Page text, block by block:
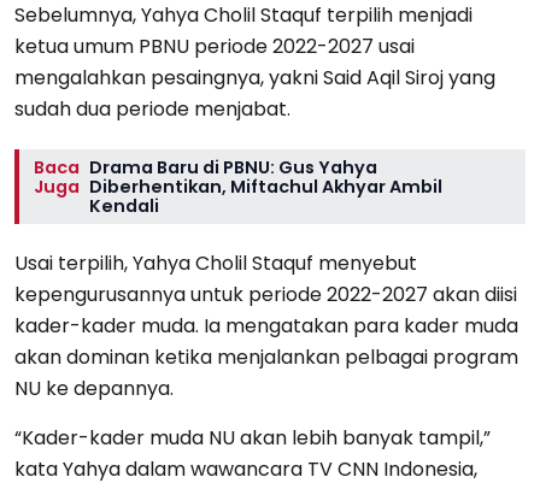
Sebelumnya, Yahya Cholil Staquf terpilih menjadi
ketua umum PBNU periode 2022-2027 usai
mengalahkan pesaingnya, yakni Said Aqil Siroj yang
sudah dua periode menjabat.
Baca
Juga
Drama Baru di PBNU: Gus Yahya
Diberhentikan, Miftachul Akhyar Ambil
Kendali
Usai terpilih, Yahya Cholil Staquf menyebut
kepengurusannya untuk periode 2022-2027 akan diisi
kader-kader muda. Ia mengatakan para kader muda
akan dominan ketika menjalankan pelbagai program
NU ke depannya.
“Kader-kader muda NU akan lebih banyak tampil,”
kata Yahya dalam wawancara TV CNN Indonesia,